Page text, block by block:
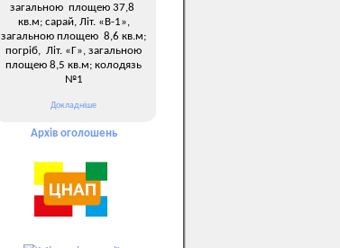
загальною площею 37,8
кв.м; сарай, Літ. «В-1»,
загальною площею 8,6 кв.м;
погріб, Літ. «Г», загальною
площею 8,5 кв.м; колодязь
№1
Докладніше
Архів оголошень